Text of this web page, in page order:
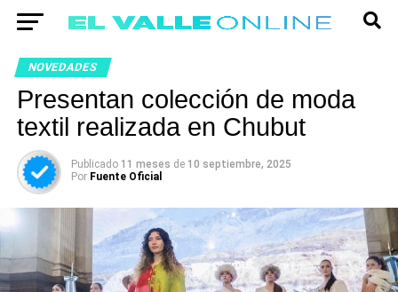
NOVEDADES
Presentan colección de moda
textil realizada en Chubut
Publicado 11 meses de 10 septiembre, 2025
Por Fuente Oficial